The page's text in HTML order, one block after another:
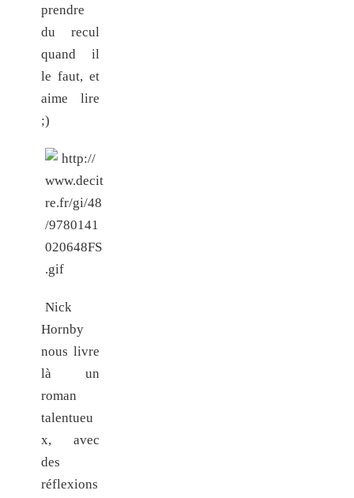
prendre
du recul
quand il
le faut, et
aime lire
;)
Nick
Hornby
nous livre
là un
roman
talentueu
x, avec
des
réflexions